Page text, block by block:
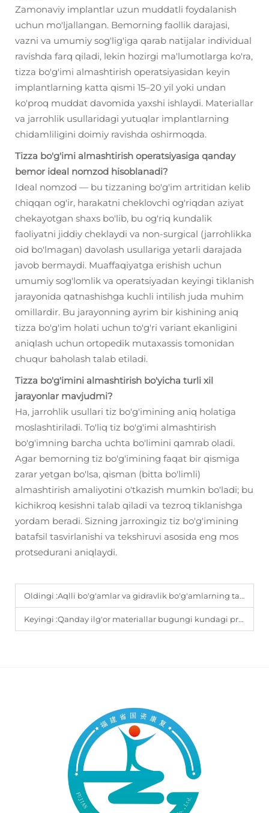
Zamonaviy implantlar uzun muddatli foydalanish
uchun mo'ljallangan. Bemorning faollik darajasi,
vazni va umumiy sog'lig'iga qarab natijalar individual
ravishda farq qiladi, lekin hozirgi ma'lumotlarga ko'ra,
tizza bo'g'imi almashtirish operatsiyasidan keyin
implantlarning katta qismi 15–20 yil yoki undan
ko'proq muddat davomida yaxshi ishlaydi. Materiallar
va jarrohlik usullaridagi yutuqlar implantlarning
chidamliligini doimiy ravishda oshirmoqda.
Tizza bo'g'imi almashtirish operatsiyasiga qanday
bemor ideal nomzod hisoblanadi?
Ideal nomzod — bu tizzaning bo'g'im artritidan kelib
chiqqan og'ir, harakatni cheklovchi og'riqdan aziyat
chekayotgan shaxs bo'lib, bu og'riq kundalik
faoliyatni jiddiy cheklaydi va non-surgical (jarrohlikka
oid bo'lmagan) davolash usullariga yetarli darajada
javob bermaydi. Muaffaqiyatga erishish uchun
umumiy sog'lomlik va operatsiyadan keyingi tiklanish
jarayonida qatnashishga kuchli intilish juda muhim
omillardir. Bu jarayonning ayrim bir kishining aniq
tizza bo'g'im holati uchun to'g'ri variant ekanligini
aniqlash uchun ortopedik mutaxassis tomonidan
chuqur baholash talab etiladi.
Tizza bo'g'imini almashtirish bo'yicha turli xil
jarayonlar mavjudmi?
Ha, jarrohlik usullari tiz bo'g'imining aniq holatiga
moslashtiriladi. To'liq tiz bo'g'imi almashtirish
bo'g'imning barcha uchta bo'limini qamrab oladi.
Agar bemorning tiz bo'g'imining faqat bir qismiga
zarar yetgan bo'lsa, qisman (bitta bo'limli)
almashtirish amaliyotini o'tkazish mumkin bo'ladi; bu
kichikroq kesishni talab qiladi va tezroq tiklanishga
yordam beradi. Sizning jarroxingiz tiz bo'g'imining
batafsil tasvirlanishi va tekshiruvi asosida eng mos
protsedurani aniqlaydi.
Oldingi :Aqlli bo'g'amlar va gidravlik bo'g'amlarning taqqoslanishi: nima uchun ba'zan aqlli bo'g'amalarga qaraganda gidravlik bo'g'amalar afzal ko'riladi
Keyingi :Qanday ilg'or materiallar bugungi kundagi protez qurilmalarni yengilroq va qulayroq qilmoqda?